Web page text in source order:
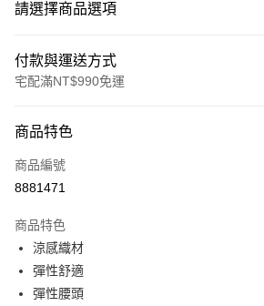
請選擇商品選項
付款與運送方式
宅配滿NT$990免運
信用卡一次付款
LINE Pay
悠遊付
Google Pay
商品特色
商品編號
8881471
商品特色
涼感織材
彈性舒適
彈性腰頭